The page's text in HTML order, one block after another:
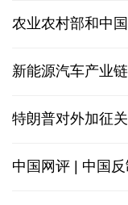
农业农村部和中
新能源汽车产业
特朗普对外加征
中国网评 | 中国